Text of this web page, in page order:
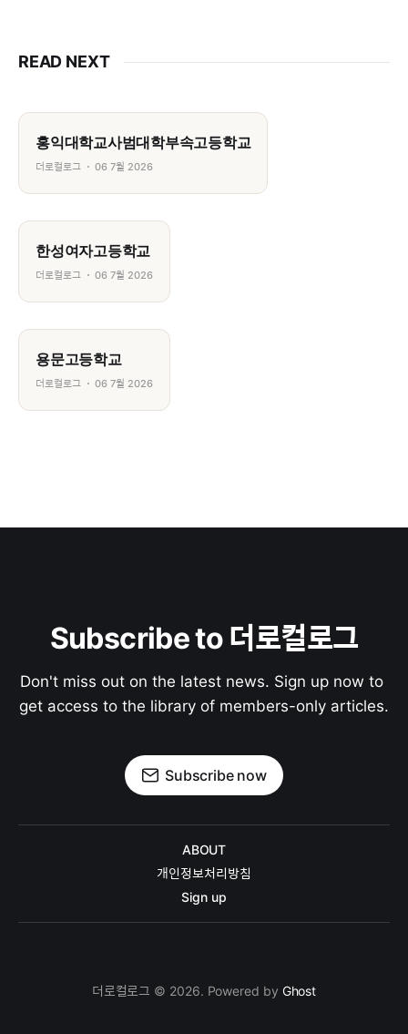
READ NEXT
홍익대학교사범대학부속고등학교
더로컬로그 06 7월 2026
한성여자고등학교
더로컬로그 06 7월 2026
용문고등학교
더로컬로그 06 7월 2026
Subscribe to 더로컬로그
Don't miss out on the latest news. Sign up now to
get access to the library of members-only articles.
Subscribe now
ABOUT
개인정보처리방침
Sign up
더로컬로그 © 2026. Powered by Ghost